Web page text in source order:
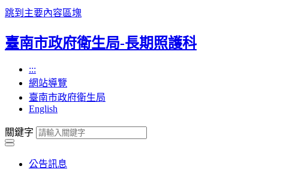
跳到主要內容區塊
臺南市政府衛生局-長期照護科
:::
網站導覽
臺南市政府衛生局
English
關鍵字
公告訊息